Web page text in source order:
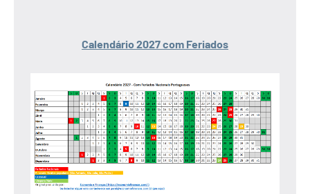
Calendário 2027 com Feriados